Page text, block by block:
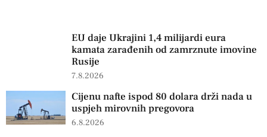
EU daje Ukrajini 1,4 milijardi eura
kamata zarađenih od zamrznute imovine
Rusije
7.8.2026
Cijenu nafte ispod 80 dolara drži nada u
uspjeh mirovnih pregovora
6.8.2026